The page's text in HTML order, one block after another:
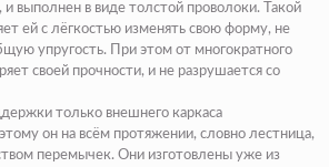
выполнен в виде толстой проволоки. Такой
ей с лёгкостью изменять свою форму, не
упругость. При этом от многократного
своей прочности, и не разрушается со
только внешнего каркаса
он на всём протяжении, словно лестница,
перемычек. Они изготовлены уже из